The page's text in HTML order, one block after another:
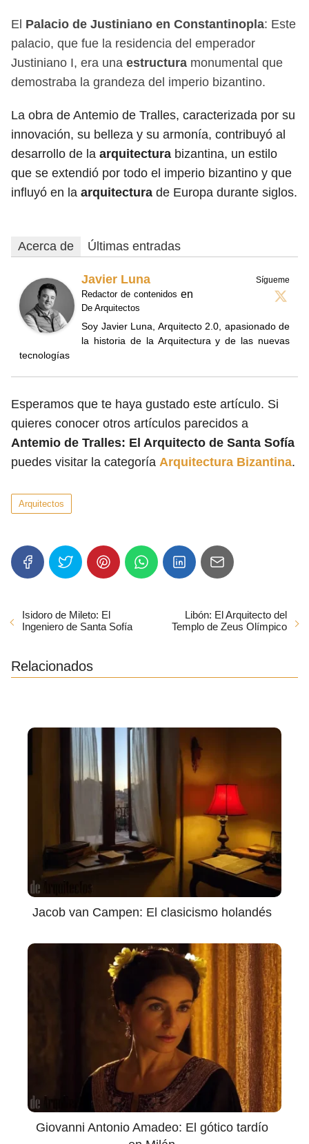
El Palacio de Justiniano en Constantinopla: Este
palacio, que fue la residencia del emperador
Justiniano I, era una estructura monumental que
demostraba la grandeza del imperio bizantino.
La obra de Antemio de Tralles, caracterizada por su
innovación, su belleza y su armonía, contribuyó al
desarrollo de la arquitectura bizantina, un estilo
que se extendió por todo el imperio bizantino y que
influyó en la arquitectura de Europa durante siglos.
Acerca de Últimas entradas
Sígueme
Javier Luna
Redactor de contenidos en
De Arquitectos
Soy Javier Luna, Arquitecto 2.0, apasionado de
la historia de la Arquitectura y de las nuevas
tecnologías
Esperamos que te haya gustado este artículo. Si
quieres conocer otros artículos parecidos a
Antemio de Tralles: El Arquitecto de Santa Sofía
puedes visitar la categoría Arquitectura Bizantina.
Arquitectos
Isidoro de Mileto: El
Ingeniero de Santa Sofía
Libón: El Arquitecto del
Templo de Zeus Olímpico
Relacionados
Jacob van Campen: El clasicismo holandés
Giovanni Antonio Amadeo: El gótico tardío